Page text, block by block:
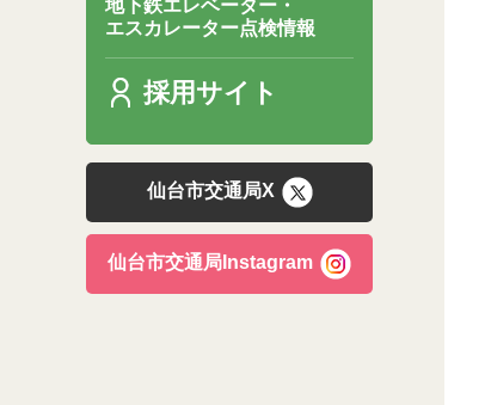
地下鉄エレベーター・
エスカレーター点検情報
採用サイト
仙台市交通局X
仙台市交通局Instagram